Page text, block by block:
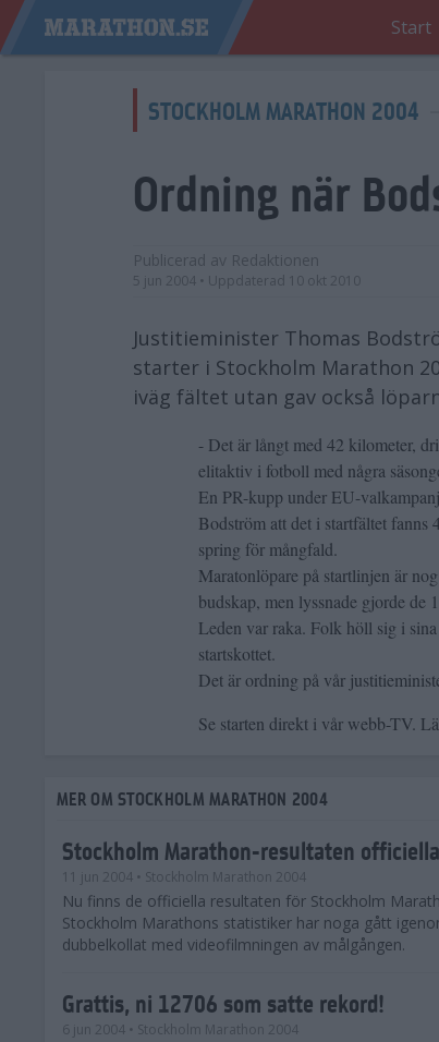
Start
STOCKHOLM MARATHON 2004
Ordning när
Publicerad av Redaktionen
5 jun 2004 • Uppdaterad 10 okt 2010
Justitieminister Thomas
starter i Stockholm Marathon
iväg fältet utan gav också
- Det är långt med 42 kilometer,
elitaktiv i fotboll med några
En PR-kupp under EU-
Bodström att det i startfältet
spring för mångfald.
Maratonlöpare på startlinjen är
budskap, men lyssnade gjorde de
Leden var raka. Folk höll sig i
startskottet.
Det är ordning på vår
Se starten direkt i vår webb-TV.
MER OM STOCKHOLM MARATHON 2004
Stockholm Marathon-resultaten officiella
11 jun 2004 • Stockholm Marathon 2004
Nu finns de officiella resultaten för Stockholm
Stockholm Marathons statistiker har noga gått
dubbelkollat med videofilmningen av målgången.
Grattis, ni 12706 som satte rekord!
6 jun 2004 • Stockholm Marathon 2004